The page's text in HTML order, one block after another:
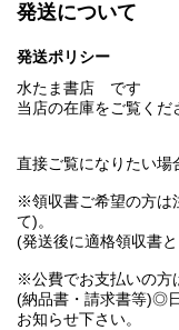
発送について
発送ポリシー
水たま書店 です
当店の在庫をご覧くだ
直接ご覧になりたい場
※領収書ご希望の方は
て)。
(発送後に適格領収書
※公費でお支払いの
(納品書・請求書等)◎
お知らせ下さい。